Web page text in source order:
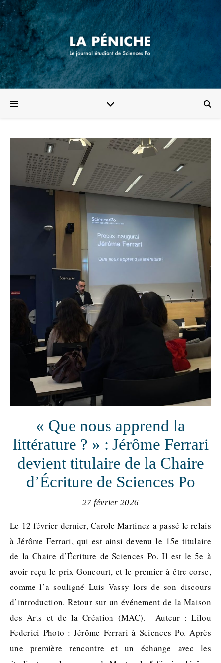
« Que nous apprend la
littérature ? » : Jérôme Ferrari
devient titulaire de la Chaire
d’Écriture de Sciences Po
27 février 2026
Le 12 février dernier, Carole Martinez a passé le relais
à Jérôme Ferrari, qui est ainsi devenu le 15e titulaire
de la Chaire d’Écriture de Sciences Po. Il est le 5e à
avoir reçu le prix Goncourt, et le premier à être corse,
comme l’a souligné Luis Vassy lors de son discours
d’introduction. Retour sur un événement de la Maison
des Arts et de la Création (MAC). Auteur : Lilou
Federici Photo : Jérôme Ferrari à Sciences Po. Après
une première rencontre et un échange avec les